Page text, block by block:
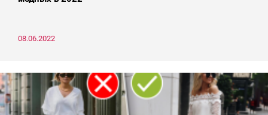
08.06.2022